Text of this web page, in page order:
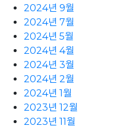
2024년 9월
2024년 7월
2024년 5월
2024년 4월
2024년 3월
2024년 2월
2024년 1월
2023년 12월
2023년 11월